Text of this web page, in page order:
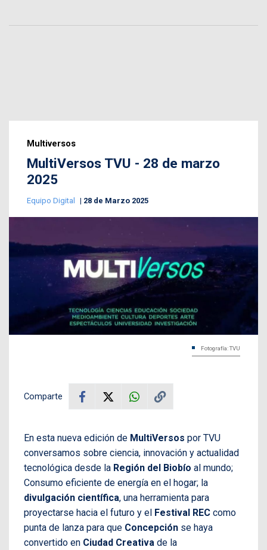
Multiversos
MultiVersos TVU - 28 de marzo
2025
Equipo Digital 28 de Marzo 2025
Fotografía: TVU
Comparte
En esta nueva edición de MultiVersos por TVU
conversamos sobre ciencia, innovación y actualidad
tecnológica desde la Región del Biobío al mundo;
Consumo eficiente de energía en el hogar; la
divulgación científica, una herramienta para
proyectarse hacia el futuro y el Festival REC como
punta de lanza para que Concepción se haya
convertido en Ciudad Creativa de la